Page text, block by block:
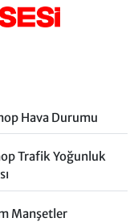
Hava Durumu
Trafik Yoğunluk
Manşetler